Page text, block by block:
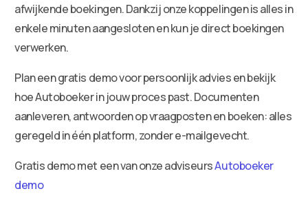
afwijkende boekingen. Dankzij onze koppelingen is alles in
enkele minuten aangesloten en kun je direct boekingen
verwerken.
Plan een gratis demo voor persoonlijk advies en bekijk
hoe Autoboeker in jouw proces past. Documenten
aanleveren, antwoorden op vraagposten en boeken: alles
geregeld in één platform, zonder e-mailgevecht.
Gratis demo met een van onze adviseursAutoboeker
demo